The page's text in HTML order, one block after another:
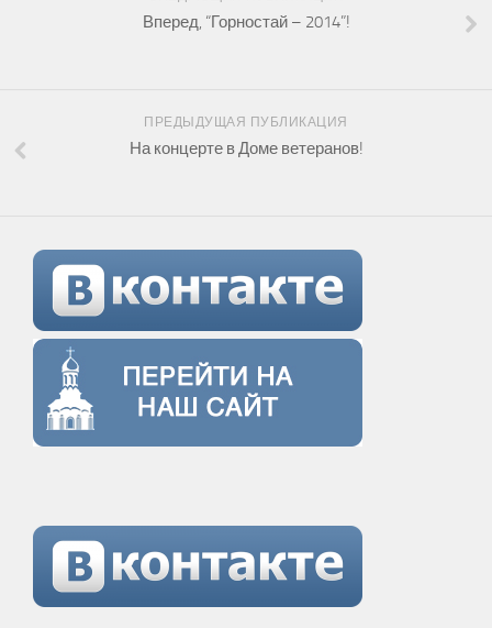
Вперед, “Горностай – 2014”!
ПРЕДЫДУЩАЯ ПУБЛИКАЦИЯ
На концерте в Доме ветеранов!